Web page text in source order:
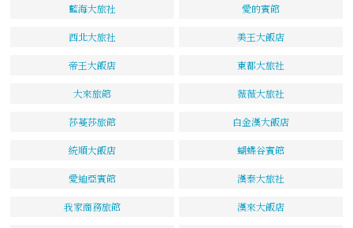
藍海大旅社 愛的賓館
西北大旅社 美王大飯店
帝王大飯店 東都大旅社
大來旅館 薇薇大旅社
莎蔓莎旅館 白金漢大飯店
統順大飯店 蝴蝶谷賓館
愛迪亞賓館 漢泰大旅社
我家商務旅館 漢來大飯店